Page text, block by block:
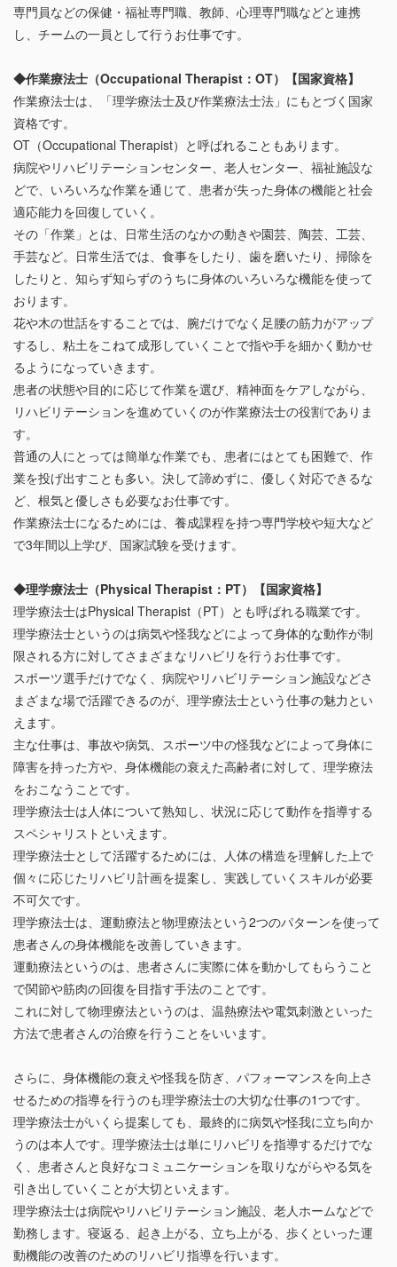
専門員などの保健・福祉専門職、教師、心理専門職などと連携
し、チームの一員として行うお仕事です。
◆作業療法士（Occupational Therapist：OT）【国家資格】
作業療法士は、「理学療法士及び作業療法士法」にもとづく国家
資格です。
OT（Occupational Therapist）と呼ばれることもあります。
病院やリハビリテーションセンター、老人センター、福祉施設な
どで、いろいろな作業を通じて、患者が失った身体の機能と社会
適応能力を回復していく。
その「作業」とは、日常生活のなかの動きや園芸、陶芸、工芸、
手芸など。日常生活では、食事をしたり、歯を磨いたり、掃除を
したりと、知らず知らずのうちに身体のいろいろな機能を使って
おります。
花や木の世話をすることでは、腕だけでなく足腰の筋力がアップ
するし、粘土をこねて成形していくことで指や手を細かく動かせ
るようになっていきます。
患者の状態や目的に応じて作業を選び、精神面をケアしながら、
リハビリテーションを進めていくのが作業療法士の役割でありま
す。
普通の人にとっては簡単な作業でも、患者にはとても困難で、作
業を投げ出すことも多い。決して諦めずに、優しく対応できるな
ど、根気と優しさも必要なお仕事です。
作業療法士になるためには、養成課程を持つ専門学校や短大など
で3年間以上学び、国家試験を受けます。
◆理学療法士（Physical Therapist：PT）【国家資格】
理学療法士はPhysical Therapist（PT）とも呼ばれる職業です。
理学療法士というのは病気や怪我などによって身体的な動作が制
限される方に対してさまざまなリハビリを行うお仕事です。
スポーツ選手だけでなく、病院やリハビリテーション施設などさ
まざまな場で活躍できるのが、理学療法士という仕事の魅力とい
えます。
主な仕事は、事故や病気、スポーツ中の怪我などによって身体に
障害を持った方や、身体機能の衰えた高齢者に対して、理学療法
をおこなうことです。
理学療法士は人体について熟知し、状況に応じて動作を指導する
スペシャリストといえます。
理学療法士として活躍するためには、人体の構造を理解した上で
個々に応じたリハビリ計画を提案し、実践していくスキルが必要
不可欠です。
理学療法士は、運動療法と物理療法という2つのパターンを使って
患者さんの身体機能を改善していきます。
運動療法というのは、患者さんに実際に体を動かしてもらうこと
で関節や筋肉の回復を目指す手法のことです。
これに対して物理療法というのは、温熱療法や電気刺激といった
方法で患者さんの治療を行うことをいいます。
さらに、身体機能の衰えや怪我を防ぎ、パフォーマンスを向上さ
せるための指導を行うのも理学療法士の大切な仕事の1つです。
理学療法士がいくら提案しても、最終的に病気や怪我に立ち向か
うのは本人です。理学療法士は単にリハビリを指導するだけでな
く、患者さんと良好なコミュニケーションを取りながらやる気を
引き出していくことが大切といえます。
理学療法士は病院やリハビリテーション施設、老人ホームなどで
勤務します。寝返る、起き上がる、立ち上がる、歩くといった運
動機能の改善のためのリハビリ指導を行います。